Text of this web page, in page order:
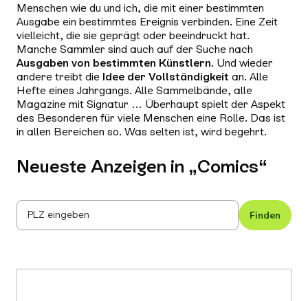
Menschen wie du und ich, die mit einer bestimmten
Ausgabe ein bestimmtes Ereignis verbinden. Eine Zeit
vielleicht, die sie geprägt oder beeindruckt hat.
Manche Sammler sind auch auf der Suche nach
Ausgaben von bestimmten Künstlern. Und wieder
andere treibt die Idee der Vollständigkeit an. Alle
Hefte eines Jahrgangs. Alle Sammelbände, alle
Magazine mit Signatur … Überhaupt spielt der Aspekt
des Besonderen für viele Menschen eine Rolle. Das ist
in allen Bereichen so. Was selten ist, wird begehrt.
Neueste Anzeigen in „Comics“
PLZ eingeben Finden